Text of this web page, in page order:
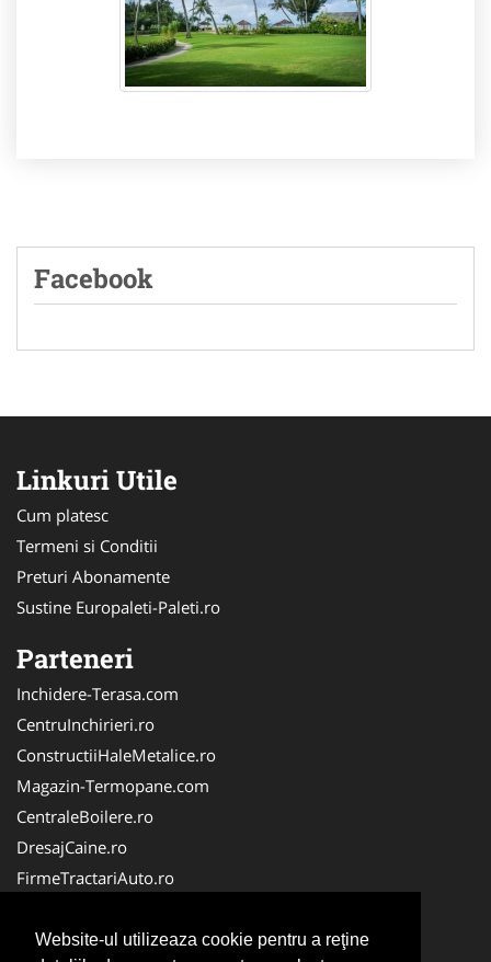
Website-ul utilizeaza cookie pentru a reţine
Facebook
Linkuri Utile
Cum platesc
Termeni si Conditii
Preturi Abonamente
Sustine Europaleti-Paleti.ro
Parteneri
Inchidere-Terasa.com
CentruInchirieri.ro
ConstructiiHaleMetalice.ro
Magazin-Termopane.com
CentraleBoilere.ro
DresajCaine.ro
FirmeTractariAuto.ro
Alpinist-Utilitar.com